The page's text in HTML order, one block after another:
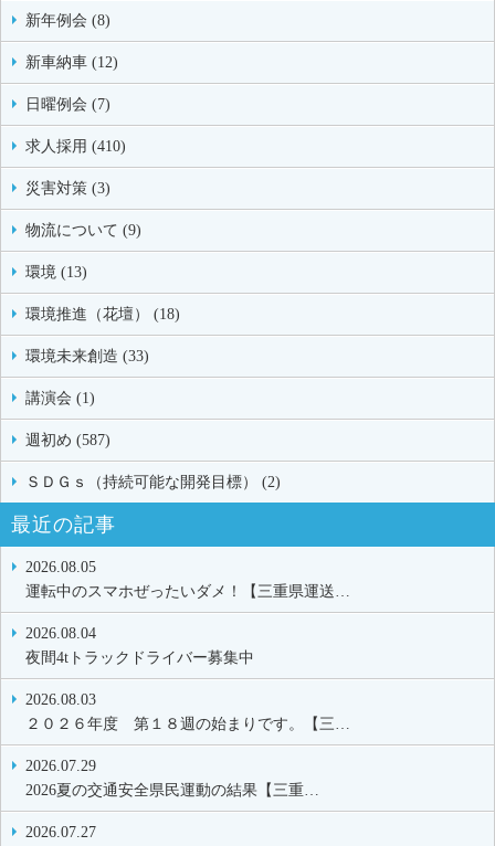
新年例会 (8)
新車納車 (12)
日曜例会 (7)
求人採用 (410)
災害対策 (3)
物流について (9)
環境 (13)
環境推進（花壇） (18)
環境未来創造 (33)
講演会 (1)
週初め (587)
ＳＤＧｓ（持続可能な開発目標） (2)
最近の記事
2026.08.05
運転中のスマホぜったいダメ！【三重県運送…
2026.08.04
夜間4tトラックドライバー募集中
2026.08.03
２０２６年度 第１８週の始まりです。【三…
2026.07.29
2026夏の交通安全県民運動の結果【三重…
2026.07.27